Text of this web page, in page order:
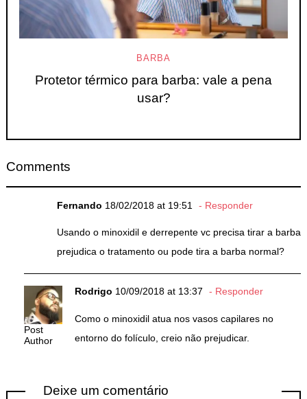
BARBA
Protetor térmico para barba: vale a pena
usar?
Comments
Fernando 18/02/2018 at 19:51 Responder
Usando o minoxidil e derrepente vc precisa tirar a barba
prejudica o tratamento ou pode tira a barba normal?
Post
Author
Rodrigo 10/09/2018 at 13:37 Responder
Como o minoxidil atua nos vasos capilares no
entorno do folículo, creio não prejudicar.
Deixe um comentário